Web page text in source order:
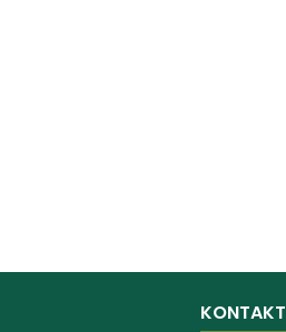
KONTAKT